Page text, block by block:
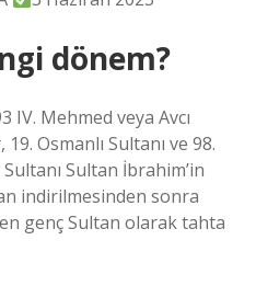
dönem?
IV. Mehmed veya Avcı
Osmanlı Sultanı ve 98.
Sultan İbrahim’in
indirilmesinden sonra
en genç Sultan olarak tahta